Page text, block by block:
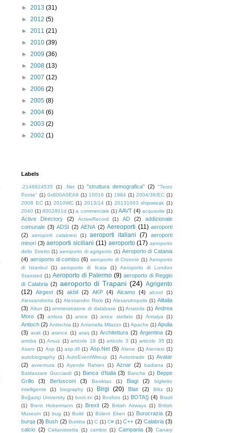
► 2013 (31)
► 2012 (5)
► 2011 (21)
► 2010 (39)
► 2009 (36)
► 2008 (13)
► 2007 (12)
► 2006 (2)
► 2005 (8)
► 2004 (6)
► 2003 (2)
► 2002 (1)
Labels
-2146824535 (1) .Net (1) "struttura demografica" (2)
"Terzo
Ponte" (1) 0x800A0EA9 (1) 10016 (1) 1984 (1) 2004/38/EC (1)
2008 EC (1) 2010WC (1) 2013/14 (1) 20131003 shipwreak (1)
2040 (1) 8002801d (1) a commerciale (1) AAVT (4) acquavite (1)
Active Directory (2) ActiveRecord (1) AD (2)
addizionale
comunale (3) ADSI (2) AENA (2) Aereoporti (11) aeroporti
(2)
aeroporti calabresi (1) aeroporti italiani (7) aeroporti
minori (3) aeroporti siciliani (11) aeroporto (17) aeroporto
dello Stretto (1) aeroporto di agrigento (1) Aeroporto di Catania
(4) aeroporto di comiso (6) aeroporto di Crotone (1) Aeroporto
di Istanbul
(1) aeroporto di licata (1)
Aeroporto di London
Stansted (1) Aeroporto di Palermo (9) aeroporto di Reggio
di Calabria (2) aeroporto di Trapani (24) Agrigento
(12) Airgest (5) akbil (2) AKP (4) Alcamo (4) alcool
(1)
Alessandretta (1) Alessandro Riolo (1) Alexandropolis (1) Alitalia
(3) Altun (1) amministratore di database (1) Anatolia (1) Andrea
Moro (3) anfora (1) anice (1) anice stellato (1) Antalya (1)
Antioch (2) Antiochia (1) Antonella Milazzo (1) Apache (1) Apulia
(3) arak (1) arance (1) araq (1) Architettura (2) Argentina (2)
arroba (1) Arsuz (1) articolo 18 (1) articolo 3 (1) articolo 35 (1)
Asaro (1) Asp (1) asp.dll (1) Asp.Net (5) Atene (1) Ateniesi (1)
autobiography (1) AutoEventWireup (1) Autostrade (1) Avatar
(2)
avventura (1) Ayende Rahien (1) Aznar (2) badiana
(1)
Baldassare Gucciardi (1) Banca d'Italia (3) Banche (1) Beppe
Grillo
(3) Berlusconi (3) Besiktas (1) Biagi (2)
biglietto
intelligente
(1) biography (1) Birgi (20) Blair (2) Blitz
(1)
Boğaziçi University (1) boot.ini (1) Bosforo (1) BOTAŞ (4) Brazil
(1) Brent Hobermann (1) Brexit (2) British Airways (1) British
Museum (1) bug (1) Build (1) Bülent Eken (1) Burocrazia (2)
burqa (3) Bush (2) Buttitta (1) C (1) C# (1) C++ (2) Calabria (3)
calcio (2) Caltanissetta (1) cambio (1) Campania (3)
Canary